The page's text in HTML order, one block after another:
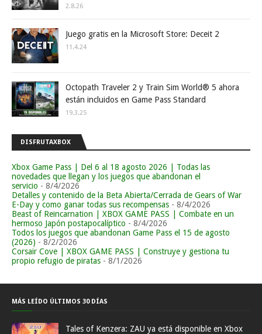
2.8.26
Juego gratis en la Microsoft Store: Deceit 2
11.4.24
Octopath Traveler 2 y Train Sim World® 5 ahora
están incluidos en Game Pass Standard
19.3.25
DISFRUTAXBOX
Xbox Game Pass | Del 6 al 18 agosto 2026 | Todas las
novedades que llegan y los juegos que abandonan el
servicio - 8/4/2026
Detalles y contenido de la Beta Abierta/Cerrada de Gears of War
E-Day y como ganar todas sus recompensas - 8/4/2026
Beast of Reincarnation | XBOX GAME PASS | Combate en un
hermoso Japón postapocalíptico - 8/4/2026
Todos los juegos que abandonan Game Pass el 15 de agosto
(2026) - 8/2/2026
Corsair Cove | XBOX GAME PASS | Construye y gestiona tu
propio refugio de piratas - 8/1/2026
MÁS LEÍDO ÚLTIMOS 30 DÍAS
Tales of Kenzera: ZAU ya está disponible en Xbox